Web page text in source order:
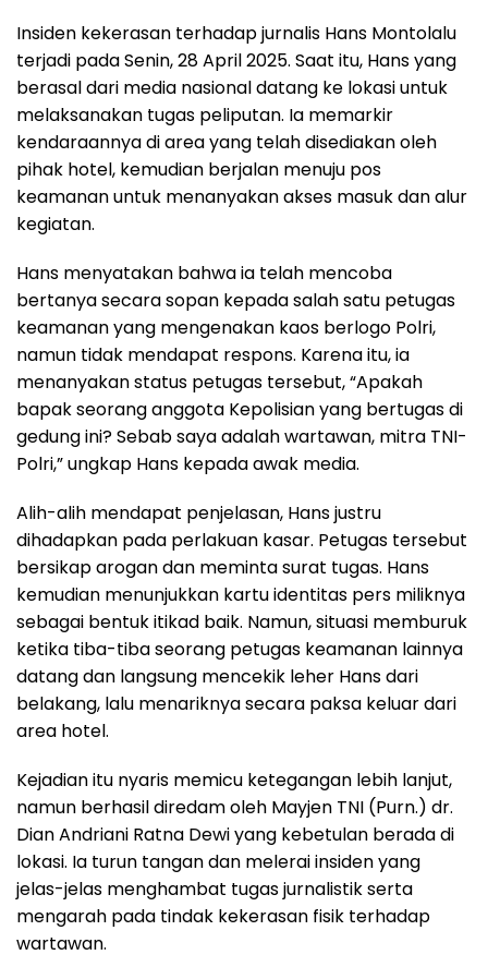
Insiden kekerasan terhadap jurnalis Hans Montolalu
terjadi pada Senin, 28 April 2025. Saat itu, Hans yang
berasal dari media nasional datang ke lokasi untuk
melaksanakan tugas peliputan. Ia memarkir
kendaraannya di area yang telah disediakan oleh
pihak hotel, kemudian berjalan menuju pos
keamanan untuk menanyakan akses masuk dan alur
kegiatan.
Hans menyatakan bahwa ia telah mencoba
bertanya secara sopan kepada salah satu petugas
keamanan yang mengenakan kaos berlogo Polri,
namun tidak mendapat respons. Karena itu, ia
menanyakan status petugas tersebut, “Apakah
bapak seorang anggota Kepolisian yang bertugas di
gedung ini? Sebab saya adalah wartawan, mitra TNI-
Polri,” ungkap Hans kepada awak media.
Alih-alih mendapat penjelasan, Hans justru
dihadapkan pada perlakuan kasar. Petugas tersebut
bersikap arogan dan meminta surat tugas. Hans
kemudian menunjukkan kartu identitas pers miliknya
sebagai bentuk itikad baik. Namun, situasi memburuk
ketika tiba-tiba seorang petugas keamanan lainnya
datang dan langsung mencekik leher Hans dari
belakang, lalu menariknya secara paksa keluar dari
area hotel.
Kejadian itu nyaris memicu ketegangan lebih lanjut,
namun berhasil diredam oleh Mayjen TNI (Purn.) dr.
Dian Andriani Ratna Dewi yang kebetulan berada di
lokasi. Ia turun tangan dan melerai insiden yang
jelas-jelas menghambat tugas jurnalistik serta
mengarah pada tindak kekerasan fisik terhadap
wartawan.